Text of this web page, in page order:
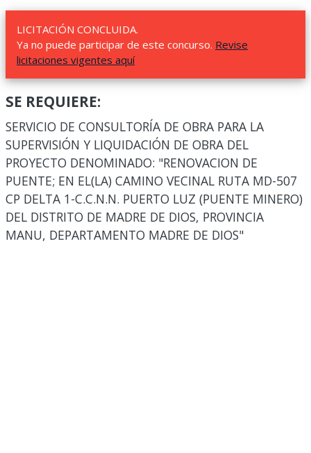
LICITACIÓN CONCLUIDA.
Ya no puede participar de este concurso. Revise
licitaciones vigentes aquí
SE REQUIERE:
SERVICIO DE CONSULTORÍA DE OBRA PARA LA
SUPERVISIÓN Y LIQUIDACIÓN DE OBRA DEL
PROYECTO DENOMINADO: "RENOVACION DE
PUENTE; EN EL(LA) CAMINO VECINAL RUTA MD-507
CP DELTA 1-C.C.N.N. PUERTO LUZ (PUENTE MINERO)
DEL DISTRITO DE MADRE DE DIOS, PROVINCIA
MANU, DEPARTAMENTO MADRE DE DIOS"